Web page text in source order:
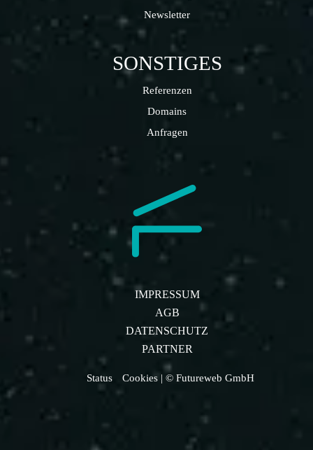
Newsletter
SONSTIGES
Referenzen
Domains
Anfragen
IMPRESSUM
AGB
DATENSCHUTZ
PARTNER
Status Cookies | © Futureweb GmbH